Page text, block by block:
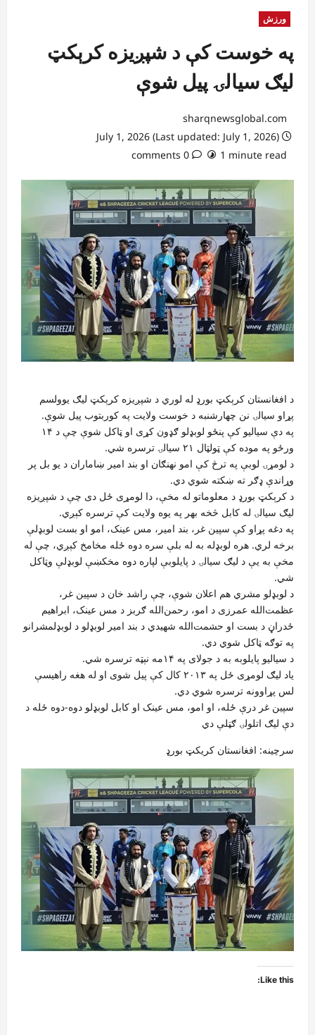
ورزش
په خوست کې د شپږیزه کرېکټ
لیګ سیالۍ پیل شوې
sharqnewsglobal.com
1 minute read
0 comments
د افغانستان کرېکټ بورډ له لوري د شپږیزه کرېکټ لیګ یوولسم
پړاو سیالۍ نن چهارشنبه د خوست ولایت په کوربتوب پیل شوې.
په دې سیالیو کې پنځو لوبډلو ګډون کړی او ټاکل شوې چې د ۱۴
ورځو په موده کې ټولټال ۲۱ سیالۍ ترسره شي.
د لومړۍ لوبې په ترڅ کې امو نهنګان او بند امیر ښاماران د یو بل پر
وړاندې ډګر ته ښکته شوي دي.
د کرېکټ بورډ د معلوماتو له مخې، دا لومړی ځل دی چې د شپږیزه
لیګ سیالۍ له کابل څخه بهر په یوه ولایت کې ترسره کېږي.
په دغه پړاو کې سپین غر، بند امیر، مس عینک، امو او بست لوبډلې
برخه لري. هره لوبډله به له بلې سره دوه ځله مخامخ کېږي، چې له
مخې به یې د لیګ سیالۍ د پایلوبې لپاره دوه مخکښې لوبډلې وټاکل
شي.
د لوبډلو مشري هم اعلان شوې، چې راشد خان د سپین غر،
عظمت‌الله عمرزی د امو، رحمن‌الله ګربز د مس عینک، ابراهیم
ځدراڼ د بست او حشمت‌الله شهیدي د بند امیر لوبډلو د لوبډلمشرانو
په توګه ټاکل شوي دي.
د سیالیو پایلوبه به د جولای په ۱۴مه نېټه ترسره شي.
یاد لیګ لومړی ځل په ۲۰۱۳ کال کې پیل شوی او له هغه راهیسې
لس پړاوونه ترسره شوي دي.
سپین غر درې ځله، او امو، مس عینک او کابل لوبډلو دوه-دوه ځله د
دې لیګ اتلولۍ ګټلې دي
سرچینه: افغانستان کریکټ بورډ
Like this: